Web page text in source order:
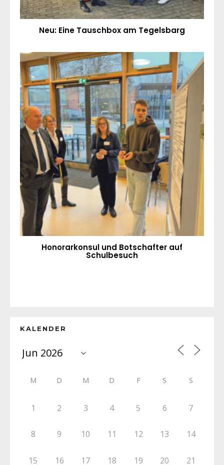
Neu: Eine Tauschbox am Tegelsbarg
Honorarkonsul und Botschafter auf
Schulbesuch
KALENDER
M D M D F S S
1 2 3 4 5 6 7
8 9 10 11 12 13 14
15 16 17 18 19 20 21